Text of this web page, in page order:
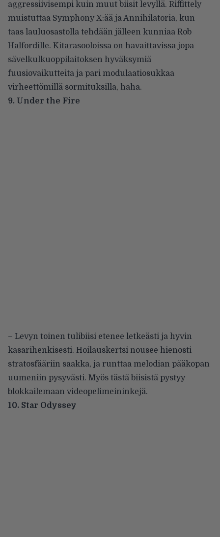
aggressiivisempi kuin muut biisit levyllä. Riffittely
muistuttaa Symphony X:ää ja Annihilatoria, kun
taas lauluosastolla tehdään jälleen kunniaa Rob
Halfordille. Kitarasooloissa on havaittavissa jopa
sävelkulkuoppilaitoksen hyväksymiä
fuusiovaikutteita ja pari modulaatiosukkaa
virheettömillä sormituksilla, haha.
9. Under the Fire
– Levyn toinen tulibiisi etenee letkeästi ja hyvin
kasarihenkisesti. Hoilauskertsi nousee hienosti
stratosfääriin saakka, ja runttaa melodian pääkopan
uumeniin pysyvästi. Myös tästä biisistä pystyy
blokkailemaan videopelimeininkejä.
10. Star Odyssey